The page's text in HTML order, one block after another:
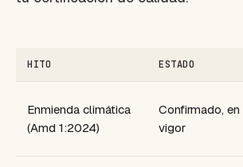
HITO ESTADO
Enmienda climática
(Amd 1:2024)
Confirmado, en
vigor